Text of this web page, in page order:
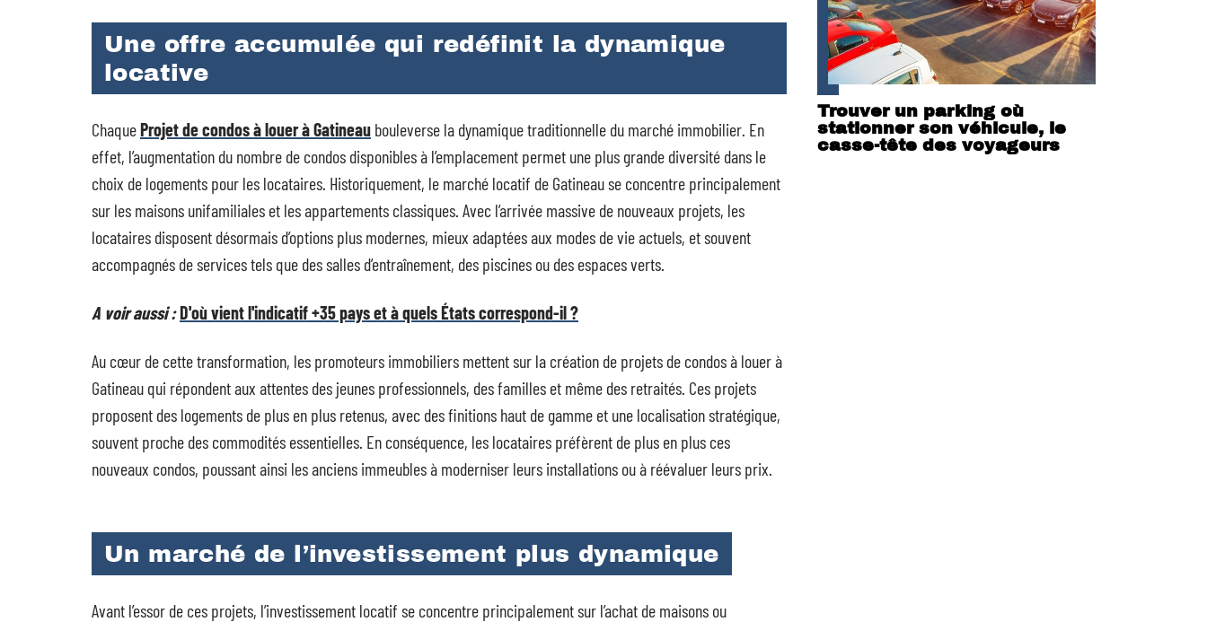
Une offre accumulée qui redéfinit la dynamique
locative
ChaqueProjet de condos à louer à Gatineau bouleverse la dynamique traditionnelle du marché immobilier. En
effet, l’augmentation du nombre de condos disponibles à l’emplacement permet une plus grande diversité dans le
choix de logements pour les locataires. Historiquement, le marché locatif de Gatineau se concentre principalement
sur les maisons unifamiliales et les appartements classiques. Avec l’arrivée massive de nouveaux projets, les
locataires disposent désormais d’options plus modernes, mieux adaptées aux modes de vie actuels, et souvent
accompagnés de services tels que des salles d’entraînement, des piscines ou des espaces verts.
A voir aussi :D'où vient l'indicatif +35 pays et à quels États correspond-il ?
Au cœur de cette transformation, les promoteurs immobiliers mettent sur la création de projets de condos à louer à
Gatineau qui répondent aux attentes des jeunes professionnels, des familles et même des retraités. Ces projets
proposent des logements de plus en plus retenus, avec des finitions haut de gamme et une localisation stratégique,
souvent proche des commodités essentielles. En conséquence, les locataires préfèrent de plus en plus ces
nouveaux condos, poussant ainsi les anciens immeubles à moderniser leurs installations ou à réévaluer leurs prix.
Un marché de l’investissement plus dynamique
Avant l’essor de ces projets, l’investissement locatif se concentre principalement sur l’achat de maisons ou
Trouver un parking où
stationner son véhicule, le
casse-tête des voyageurs